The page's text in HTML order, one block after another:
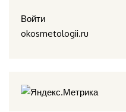
Войти
okosmetologii.ru